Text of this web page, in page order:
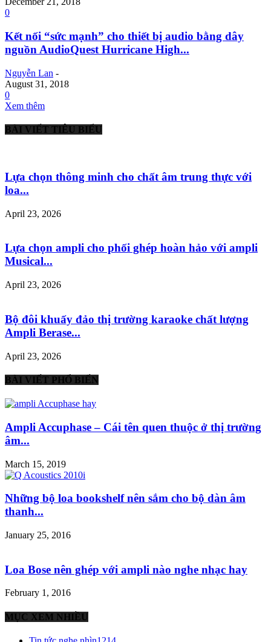
0
Kết nối “sức mạnh” cho thiết bị audio bằng dây
nguồn AudioQuest Hurricane High...
Nguyễn Lan -
August 31, 2018
0
Xem thêm
BÀI VIẾT TIÊU BIỂU
Lựa chọn thông minh cho chất âm trung thực với
loa...
April 23, 2026
Lựa chọn ampli cho phối ghép hoàn hảo với ampli
Musical...
April 23, 2026
Bộ đôi khuấy đảo thị trường karaoke chất lượng
Ampli Berase...
April 23, 2026
BÀI VIẾT PHỔ BIẾN
Ampli Accuphase – Cái tên quen thuộc ở thị trường
âm...
March 15, 2019
Những bộ loa bookshelf nên sắm cho bộ dàn âm
thanh...
January 25, 2016
Loa Bose nên ghép với ampli nào nghe nhạc hay
February 1, 2016
MỤC XEM NHIỀU